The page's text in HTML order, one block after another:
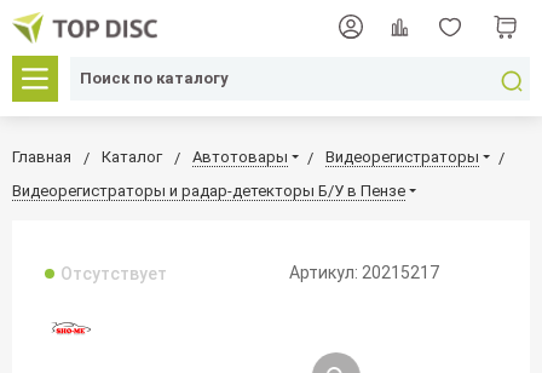
Главная Каталог Автотовары
Видеорегистраторы
Видеорегистраторы и радар-детекторы Б/У в Пензе
Отсутствует Артикул: 20215217